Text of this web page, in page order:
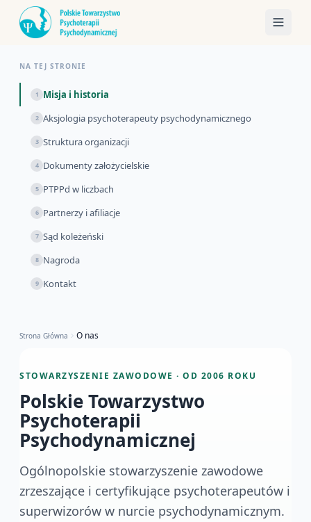
NA TEJ STRONIE
1 Misja i historia
2 Aksjologia psychoterapeuty psychodynamicznego
3 Struktura organizacji
4 Dokumenty założycielskie
5 PTPPd w liczbach
6 Partnerzy i afiliacje
7 Sąd koleżeński
8 Nagroda
9 Kontakt
Strona Główna O nas
STOWARZYSZENIE ZAWODOWE · OD 2006 ROKU
Polskie Towarzystwo
Psychoterapii
Psychodynamicznej
Ogólnopolskie stowarzyszenie zawodowe
zrzeszające i certyfikujące psychoterapeutów i
superwizorów w nurcie psychodynamicznym.